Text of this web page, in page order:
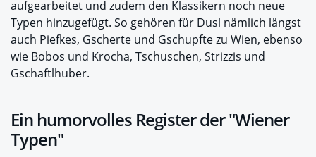
aufgearbeitet und zudem den Klassikern noch neue
Typen hinzugefügt. So gehören für Dusl nämlich längst
auch Piefkes, Gscherte und Gschupfte zu Wien, ebenso
wie Bobos und Krocha, Tschuschen, Strizzis und
Gschaftlhuber.
Ein humorvolles Register der "Wiener
Typen"